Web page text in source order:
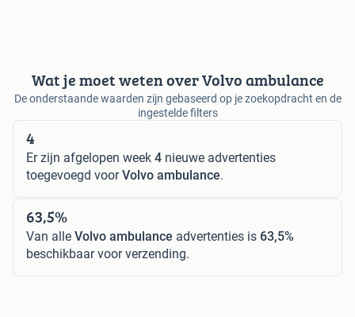
Wat je moet weten over Volvo ambulance
De onderstaande waarden zijn gebaseerd op je zoekopdracht en de
ingestelde filters
4
Er zijn afgelopen week 4 nieuwe advertenties
toegevoegd voorVolvo ambulance.
63,5%
Van alle Volvo ambulance advertenties is 63,5%
beschikbaar voor verzending.